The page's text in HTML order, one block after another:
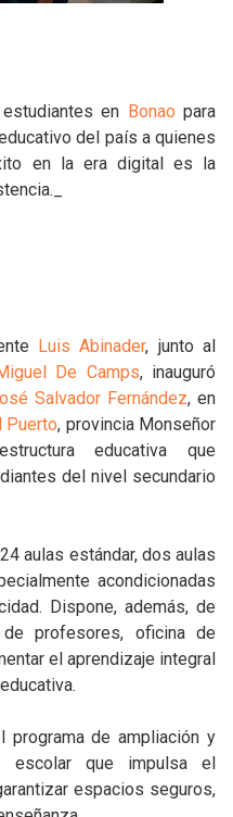
en Bonao para
del país a quienes
en la era digital es la
Luis Abinader, junto al
De Camps, inauguró
Salvador Fernández, en
Puerto, provincia Monseñor
educativa que
del nivel secundario
aulas estándar, dos aulas
acondicionadas
Dispone, además, de
profesores, oficina de
el aprendizaje integral
programa de ampliación y
escolar que impulsa el
espacios seguros,